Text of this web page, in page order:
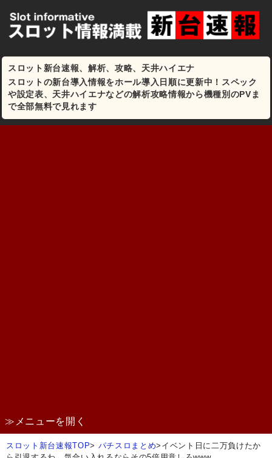
スロット新台速報、解析、攻略、天井ハイエナ
スロットの新台導入情報をホール導入日順に更新中！スペック
や設定表、天井ハイエナなどの解析攻略情報から機種別のPVま
で全部無料で見れます
≫メニューを開く
スロット新台速報TOP> パチスロまとめ> イベント日に二万負けたか